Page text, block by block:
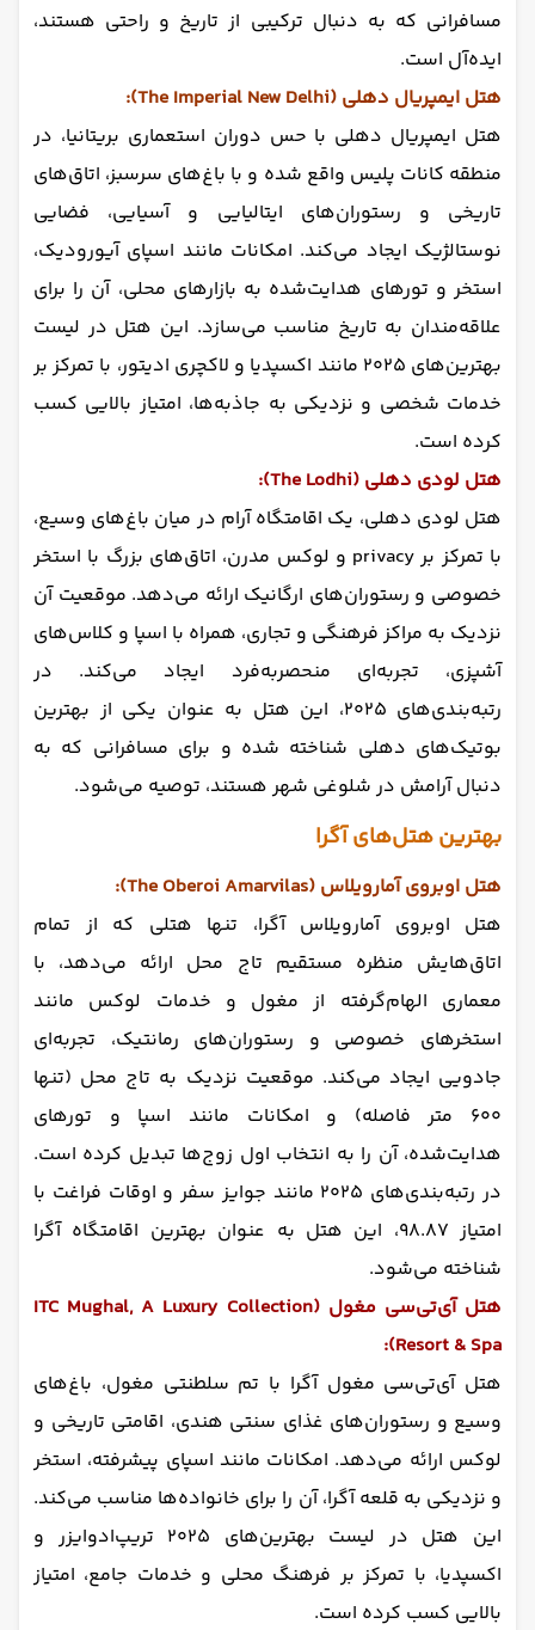
مسافرانی که به دنبال ترکیبی از تاریخ و راحتی هستند،
ایده‌آل است.
هتل ایمپریال دهلی (The Imperial New Delhi):
هتل ایمپریال دهلی با حس دوران استعماری بریتانیا، در
منطقه کانات پلیس واقع شده و با باغ‌های سرسبز، اتاق‌های
تاریخی و رستوران‌های ایتالیایی و آسیایی، فضایی
نوستالژیک ایجاد می‌کند. امکانات مانند اسپای آیورودیک،
استخر و تورهای هدایت‌شده به بازارهای محلی، آن را برای
علاقه‌مندان به تاریخ مناسب می‌سازد. این هتل در لیست
بهترین‌های ۲۰۲۵ مانند اکسپدیا و لاکچری ادیتور، با تمرکز بر
خدمات شخصی و نزدیکی به جاذبه‌ها، امتیاز بالایی کسب
کرده است.
هتل لودی دهلی (The Lodhi):
هتل لودی دهلی، یک اقامتگاه آرام در میان باغ‌های وسیع،
با تمرکز بر privacy و لوکس مدرن، اتاق‌های بزرگ با استخر
خصوصی و رستوران‌های ارگانیک ارائه می‌دهد. موقعیت آن
نزدیک به مراکز فرهنگی و تجاری، همراه با اسپا و کلاس‌های
آشپزی، تجربه‌ای منحصربه‌فرد ایجاد می‌کند. در
رتبه‌بندی‌های ۲۰۲۵، این هتل به عنوان یکی از بهترین
بوتیک‌های دهلی شناخته شده و برای مسافرانی که به
دنبال آرامش در شلوغی شهر هستند، توصیه می‌شود.
بهترین هتل‌های آگرا
هتل اوبروی آمارویلاس (The Oberoi Amarvilas):
هتل اوبروی آمارویلاس آگرا، تنها هتلی که از تمام
اتاق‌هایش منظره مستقیم تاج محل ارائه می‌دهد، با
معماری الهام‌گرفته از مغول و خدمات لوکس مانند
استخرهای خصوصی و رستوران‌های رمانتیک، تجربه‌ای
جادویی ایجاد می‌کند. موقعیت نزدیک به تاج محل (تنها
۶۰۰ متر فاصله) و امکانات مانند اسپا و تورهای
هدایت‌شده، آن را به انتخاب اول زوج‌ها تبدیل کرده است.
در رتبه‌بندی‌های ۲۰۲۵ مانند جوایز سفر و اوقات فراغت با
امتیاز ۹۸.۸۷، این هتل به عنوان بهترین اقامتگاه آگرا
شناخته می‌شود.
هتل آی‌تی‌سی مغول (ITC Mughal, A Luxury Collection
Resort & Spa):
هتل آی‌تی‌سی مغول آگرا با تم سلطنتی مغول، باغ‌های
وسیع و رستوران‌های غذای سنتی هندی، اقامتی تاریخی و
لوکس ارائه می‌دهد. امکانات مانند اسپای پیشرفته، استخر
و نزدیکی به قلعه آگرا، آن را برای خانواده‌ها مناسب می‌کند.
این هتل در لیست بهترین‌های ۲۰۲۵ تریپ‌ادوایزر و
اکسپدیا، با تمرکز بر فرهنگ محلی و خدمات جامع، امتیاز
بالایی کسب کرده است.